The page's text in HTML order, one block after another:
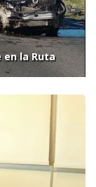
en la Ruta